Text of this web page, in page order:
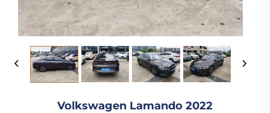
Volkswagen Lamando 2022